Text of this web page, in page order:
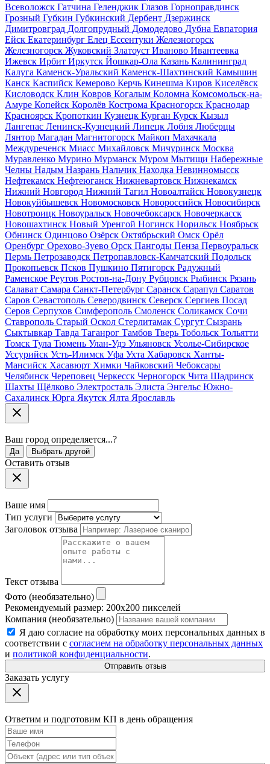
Всеволожск Гатчина Геленджик Глазов Горноправдинск
Грозный Губкин Губкинский Дербент Дзержинск
Димитровград Долгопрудный Домодедово Дубна Евпатория
Ейск Екатеринбург Елец Ессентуки Железногорск
Железногорск Жуковский Златоуст Иваново Ивантеевка
Ижевск Ирбит Иркутск Йошкар-Ола Казань Калининград
Калуга Каменск-Уральский Каменск-Шахтинский Камышин
Канск Каспийск Кемерово Керчь Кинешма Киров Киселёвск
Кисловодск Клин Ковров Когалым Коломна Комсомольск-на-
Амуре Копейск Королёв Кострома Красногорск Краснодар
Красноярск Кропоткин Кузнецк Курган Курск Кызыл
Лангепас Ленинск-Кузнецкий Липецк Лобня Люберцы
Лянтор Магадан Магнитогорск Майкоп Махачкала
Междуреченск Миасс Михайловск Мичуринск Москва
Муравленко Мурино Мурманск Муром Мытищи Набережные
Челны Надым Назрань Нальчик Находка Невинномысск
Нефтекамск Нефтеюганск Нижневартовск Нижнекамск
Нижний Новгород Нижний Тагил Новоалтайск Новокузнецк
Новокуйбышевск Новомосковск Новороссийск Новосибирск
Новотроицк Новоуральск Новочебоксарск Новочеркасск
Новошахтинск Новый Уренгой Ногинск Норильск Ноябрьск
Обнинск Одинцово Озёрск Октябрьский Омск Орёл
Оренбург Орехово-Зуево Орск Пангоды Пенза Первоуральск
Пермь Петрозаводск Петропавловск-Камчатский Подольск
Прокопьевск Псков Пушкино Пятигорск Радужный
Раменское Реутов Ростов-на-Дону Рубцовск Рыбинск Рязань
Салават Самара Санкт-Петербург Саранск Сарапул Саратов
Саров Севастополь Северодвинск Северск Сергиев Посад
Серов Серпухов Симферополь Смоленск Соликамск Сочи
Ставрополь Старый Оскол Стерлитамак Сургут Сызрань
Сыктывкар Тавда Таганрог Тамбов Тверь Тобольск Тольятти
Томск Тула Тюмень Улан-Удэ Ульяновск Усолье-Сибирское
Уссурийск Усть-Илимск Уфа Ухта Хабаровск Ханты-
Мансийск Хасавюрт Химки Чайковский Чебоксары
Челябинск Череповец Черкесск Черногорск Чита Шадринск
Шахты Щёлково Электросталь Элиста Энгельс Южно-
Сахалинск Юрга Якутск Ялта Ярославль
Ваш город определяется...?
Да Выбрать другой
Оставить отзыв
Ваше имя
Тип услуги
Заголовок отзыва
Текст отзыва
Фото (необязательно)
Рекомендуемый размер: 200x200 пикселей
Компания (необязательно)
Я даю согласие на обработку моих персональных данных в
соответствии с согласием на обработку персональных данных
и политикой конфиденциальности.
Отправить отзыв
Заказать услугу
Ответим и подготовим КП в день обращения